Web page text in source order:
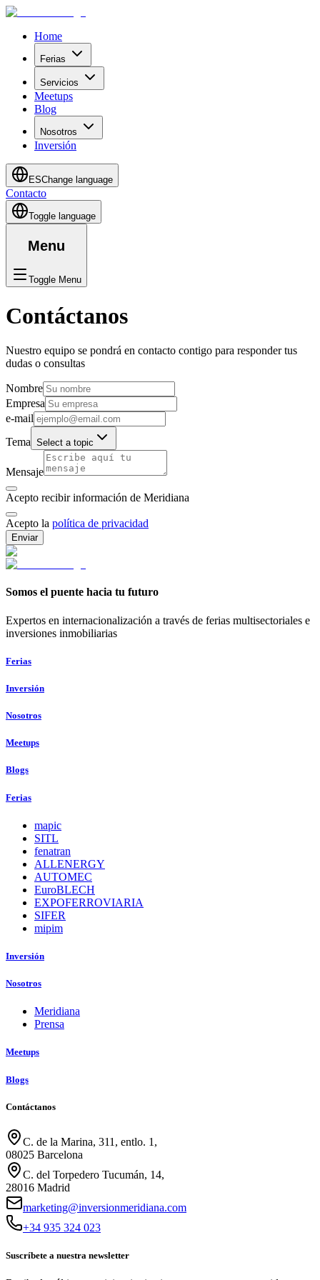
Home
Ferias
Servicios
Meetups
Blog
Nosotros
Inversión
ESChange language
Contacto
Toggle language
Menu
Toggle Menu
Contáctanos
Nuestro equipo se pondrá en contacto contigo para responder tus
dudas o consultas
Nombre
Empresa
e-mail
Tema Select a topic
Mensaje
Acepto recibir información de Meridiana
Acepto la política de privacidad
Enviar
Somos el puente hacia tu futuro
Expertos en internacionalización a través de ferias multisectoriales e
inversiones inmobiliarias
Ferias
Inversión
Nosotros
Meetups
Blogs
Ferias
mapic
SITL
fenatran
ALLENERGY
AUTOMEC
EuroBLECH
EXPOFERROVIARIA
SIFER
mipim
Inversión
Nosotros
Meridiana
Prensa
Meetups
Blogs
Contáctanos
C. de la Marina, 311, entlo. 1,
08025 Barcelona
C. del Torpedero Tucumán, 14,
28016 Madrid
marketing@inversionmeridiana.com
+34 935 324 023
Suscríbete a nuestra newsletter